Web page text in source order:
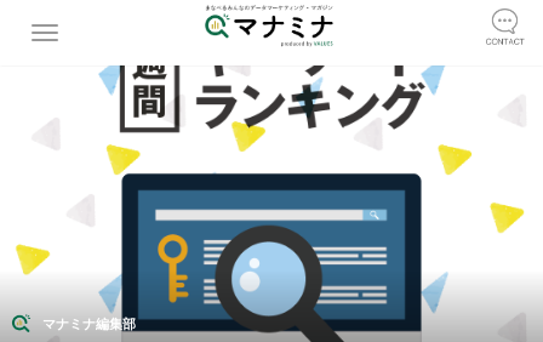
マナミナ編集部